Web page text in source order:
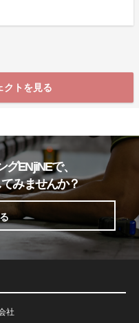
クトを見る
ENjiNEで、
みませんか？
社